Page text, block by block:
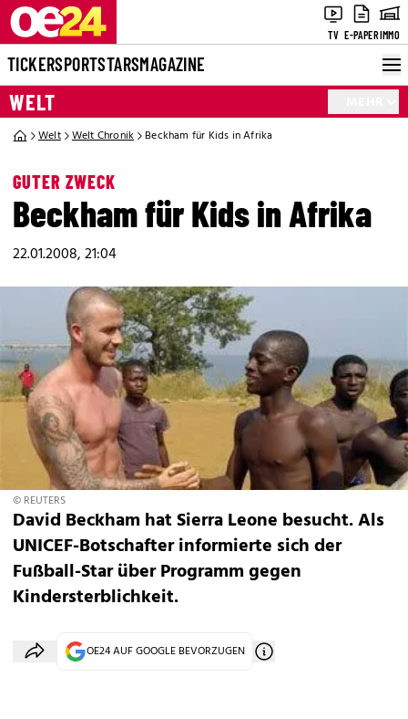
TV E-PAPERIMMO
TICKERSPORTSTARSMAGAZINE
WELT
Welt Welt Chronik Beckham für Kids in Afrika
GUTER ZWECK
Beckham für Kids in Afrika
22.01.2008, 21:04
© REUTERS
David Beckham hat Sierra Leone besucht. Als
UNICEF-Botschafter informierte sich der
Fußball-Star über Programm gegen
Kindersterblichkeit.
OE24 AUF GOOGLE BEVORZUGEN